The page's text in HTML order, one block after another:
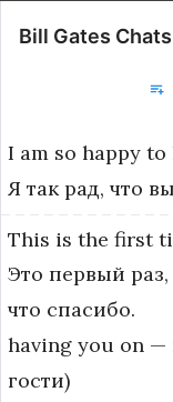
Bill Gates
I am so happy to
Я так рад, что
This is the first
Это первый раз,
что спасибо.
having you on —
гости)